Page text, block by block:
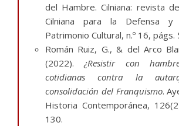
del Hambre. Cilniana: revista
Cilniana para la Defensa y
Patrimonio Cultural, n.º 16, págs.
Román Ruiz, G., & del Arco
(2022).¿Resistir con
cotidianas contra la
consolidación del Franquismo.
Historia Contemporánea,
130.